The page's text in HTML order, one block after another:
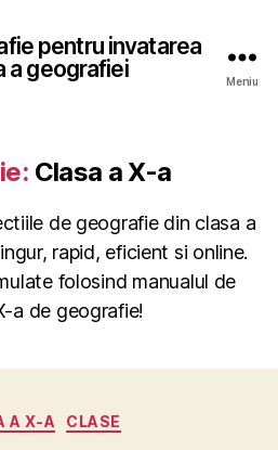
pentru invatarea
a geografiei
Meniu
Clasa a X-a
de geografie din clasa a
rapid, eficient si online.
folosind manualul de
a de geografie!
Categorii
A X-A CLASE